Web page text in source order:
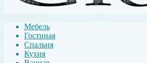
Мебель
Гостиная
Спальня
Кухня